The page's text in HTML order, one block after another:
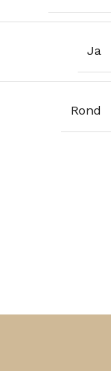
Ja
Rond